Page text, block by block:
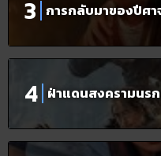
การกลับมาของปีศา
ฝ่าแดนสงครามนรก